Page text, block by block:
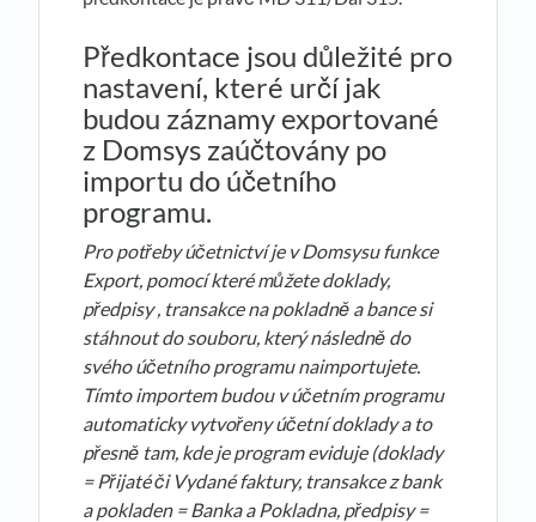
Předkontace jsou důležité pro
nastavení, které určí jak
budou záznamy exportované
z Domsys zaúčtovány po
importu do účetního
programu.
Pro potřeby účetnictví je v Domsysu funkce
Export, pomocí které můžete doklady,
předpisy , transakce na pokladně a bance si
stáhnout do souboru, který následně do
svého účetního programu naimportujete.
Tímto importem budou v účetním programu
automaticky vytvořeny účetní doklady a to
přesně tam, kde je program eviduje (doklady
= Přijatéči Vydané faktury, transakce z bank
a pokladen = Banka a Pokladna, předpisy =